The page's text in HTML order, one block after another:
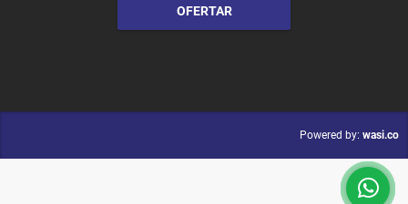
OFERTAR
Powered by: wasi.co